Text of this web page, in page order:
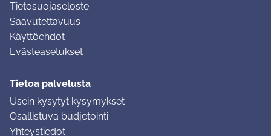
Tietosuojaseloste
Saavutettavuus
Käyttöehdot
Evästeasetukset
Tietoa palvelusta
Usein kysytyt kysymykset
Osallistuva budjetointi
Yhteystiedot